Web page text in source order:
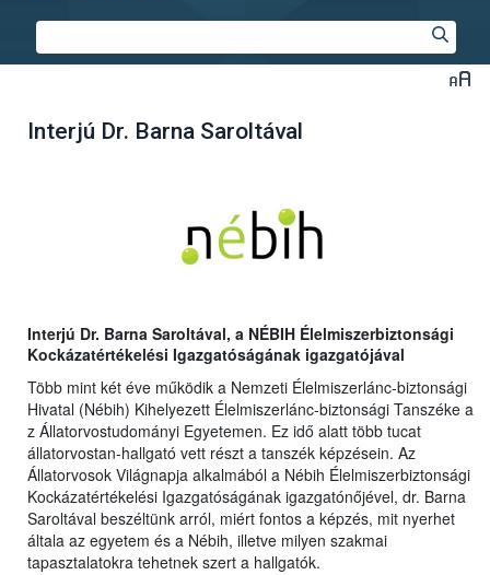
Interjú Dr. Barna Saroltával
Interjú Dr. Barna Saroltával, a NÉBIH Élelmiszerbiztonsági
Kockázatértékelési Igazgatóságának igazgatójával
Több mint két éve működik a Nemzeti Élelmiszerlánc-biztonsági
Hivatal (Nébih) Kihelyezett Élelmiszerlánc-biztonsági Tanszéke a
z Állatorvostudományi Egyetemen. Ez idő alatt több tucat
állatorvostan-hallgató vett részt a tanszék képzésein. Az
Állatorvosok Világnapja alkalmából a Nébih Élelmiszerbiztonsági
Kockázatértékelési Igazgatóságának igazgatónőjével, dr. Barna
Saroltával beszéltünk arról, miért fontos a képzés, mit nyerhet
általa az egyetem és a Nébih, illetve milyen szakmai
tapasztalatokra tehetnek szert a hallgatók.